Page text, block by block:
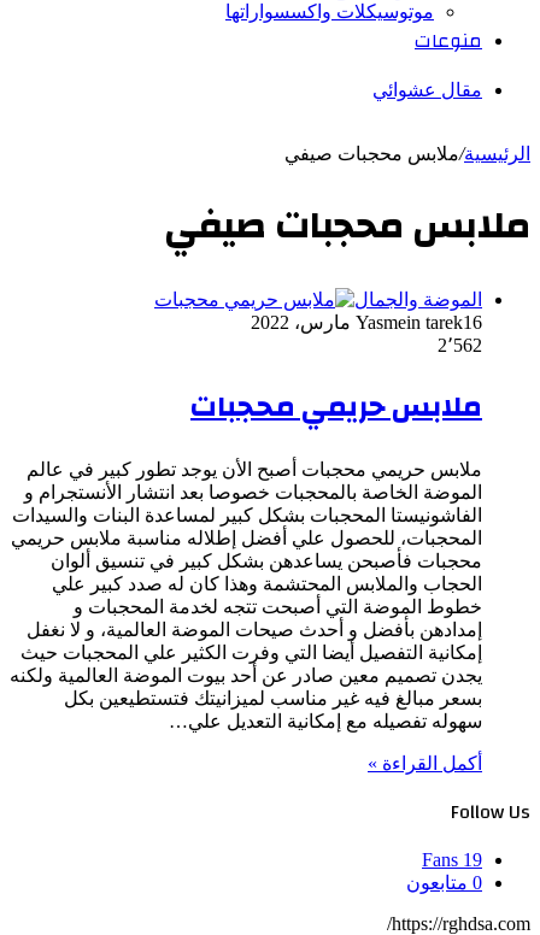
موتوسيكلات واكسسواراتها
منوعات
مقال عشوائي
الرئيسية/ملابس محجبات صيفي
ملابس محجبات صيفي
الموضة والجمال
Yasmein tarek16 مارس، 2022
2٬562
ملابس حريمي محجبات
ملابس حريمي محجبات أصبح الأن يوجد تطور كبير في عالم
الموضة الخاصة بالمحجبات خصوصا بعد انتشار الأنستجرام و
الفاشونيستا المحجبات بشكل كبير لمساعدة البنات والسيدات
المحجبات، للحصول علي أفضل إطلاله مناسبة ملابس حريمي
محجبات فأصبحن يساعدهن بشكل كبير في تنسيق ألوان
الحجاب والملابس المحتشمة وهذا كان له صدد كبير علي
خطوط الموضة التي أصبحت تتجه لخدمة المحجبات و
إمدادهن بأفضل و أحدث صيحات الموضة العالمية، و لا نغفل
إمكانية التفصيل أيضا التي وفرت الكثير علي المحجبات حيث
يجدن تصميم معين صادر عن أحد بيوت الموضة العالمية ولكنه
بسعر مبالغ فيه غير مناسب لميزانيتك فتستطيعين بكل
سهوله تفصيله مع إمكانية التعديل علي…
أكمل القراءة »
Follow Us
19
Fans
0 متابعون
https://rghdsa.com/